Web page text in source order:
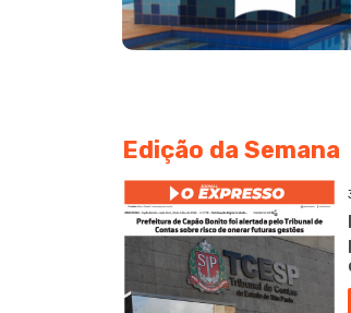
Edição da Semana